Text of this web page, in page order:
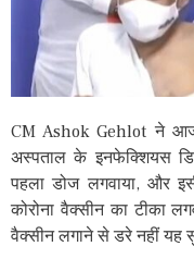
CM Ashok Gehlot ने
अस्पताल के इनफेक्शियस
पहला डोज लगवाया, और
कोरोना वैक्सीन का टीका
वैक्सीन लगाने से डरे नहीं यह